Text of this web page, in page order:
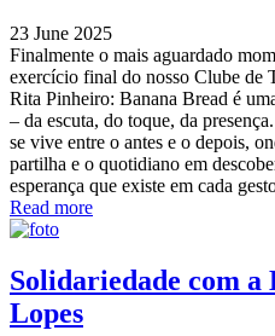
23 June 2025
Finalmente o mais aguardado
exercício final do nosso Clube de
Rita Pinheiro: Banana Bread é
– da escuta, do toque, da
se vive entre o antes e o depois,
partilha e o quotidiano em
esperança que existe em cada
Read more
Solidariedade com
Lopes